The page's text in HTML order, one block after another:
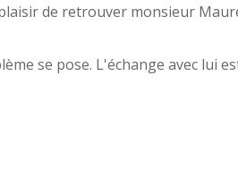
de retrouver monsieur
se pose. L'échange avec lui